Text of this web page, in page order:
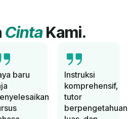
CintaKami.
baru
Instruksi
komprehensif,
tutor
berpengetahuan